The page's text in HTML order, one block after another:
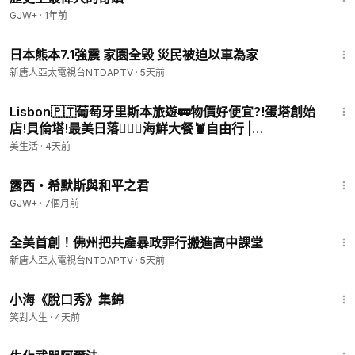
GJW+ · 1年前
日本熊本7.1強震 家園全毀 災民被迫以車為家
新唐人亞太電視台NTDAPTV · 5天前
Lisbon🇵🇹葡萄牙里斯本旅遊🚃物價好便宜?!蛋塔創始
店!貝倫塔!最美日落🧚🏻‍♀️海鮮大餐🦞自由行 |
Seafood,sunset spot,hotel,egg tarts,cafe
美生活 · 4天前
露西・希默斯與和平之君
GJW+ · 7個月前
全美首創！佛州把共產暴政罪行搬進高中課堂
新唐人亞太電視台NTDAPTV · 5天前
小海《脫口秀》集錦
笑對人生 · 4天前